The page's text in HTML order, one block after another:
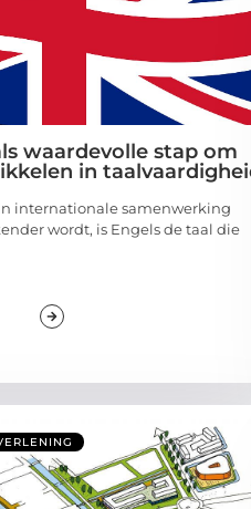
waardevolle stap om
in
internationale samenwerking
wordt, is Engels de taal die